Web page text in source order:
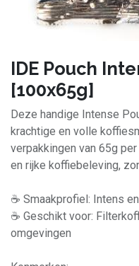
IDE Pouch
[100x65g]
Deze handige Intense
krachtige en volle
verpakkingen van 65g
en rijke koffiebeleving,
☕ Smaakprofiel: Intens
☕ Geschikt voor:
omgevingen